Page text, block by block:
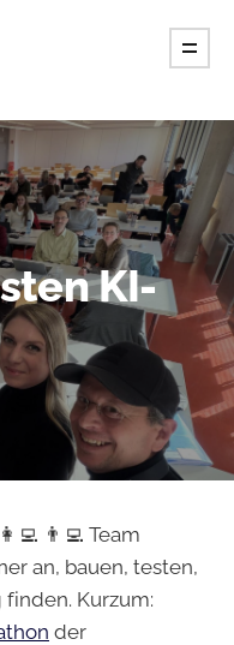
KI-
👩‍💻 👨‍💻 Team
an, bauen, testen,
Kurzum:
der